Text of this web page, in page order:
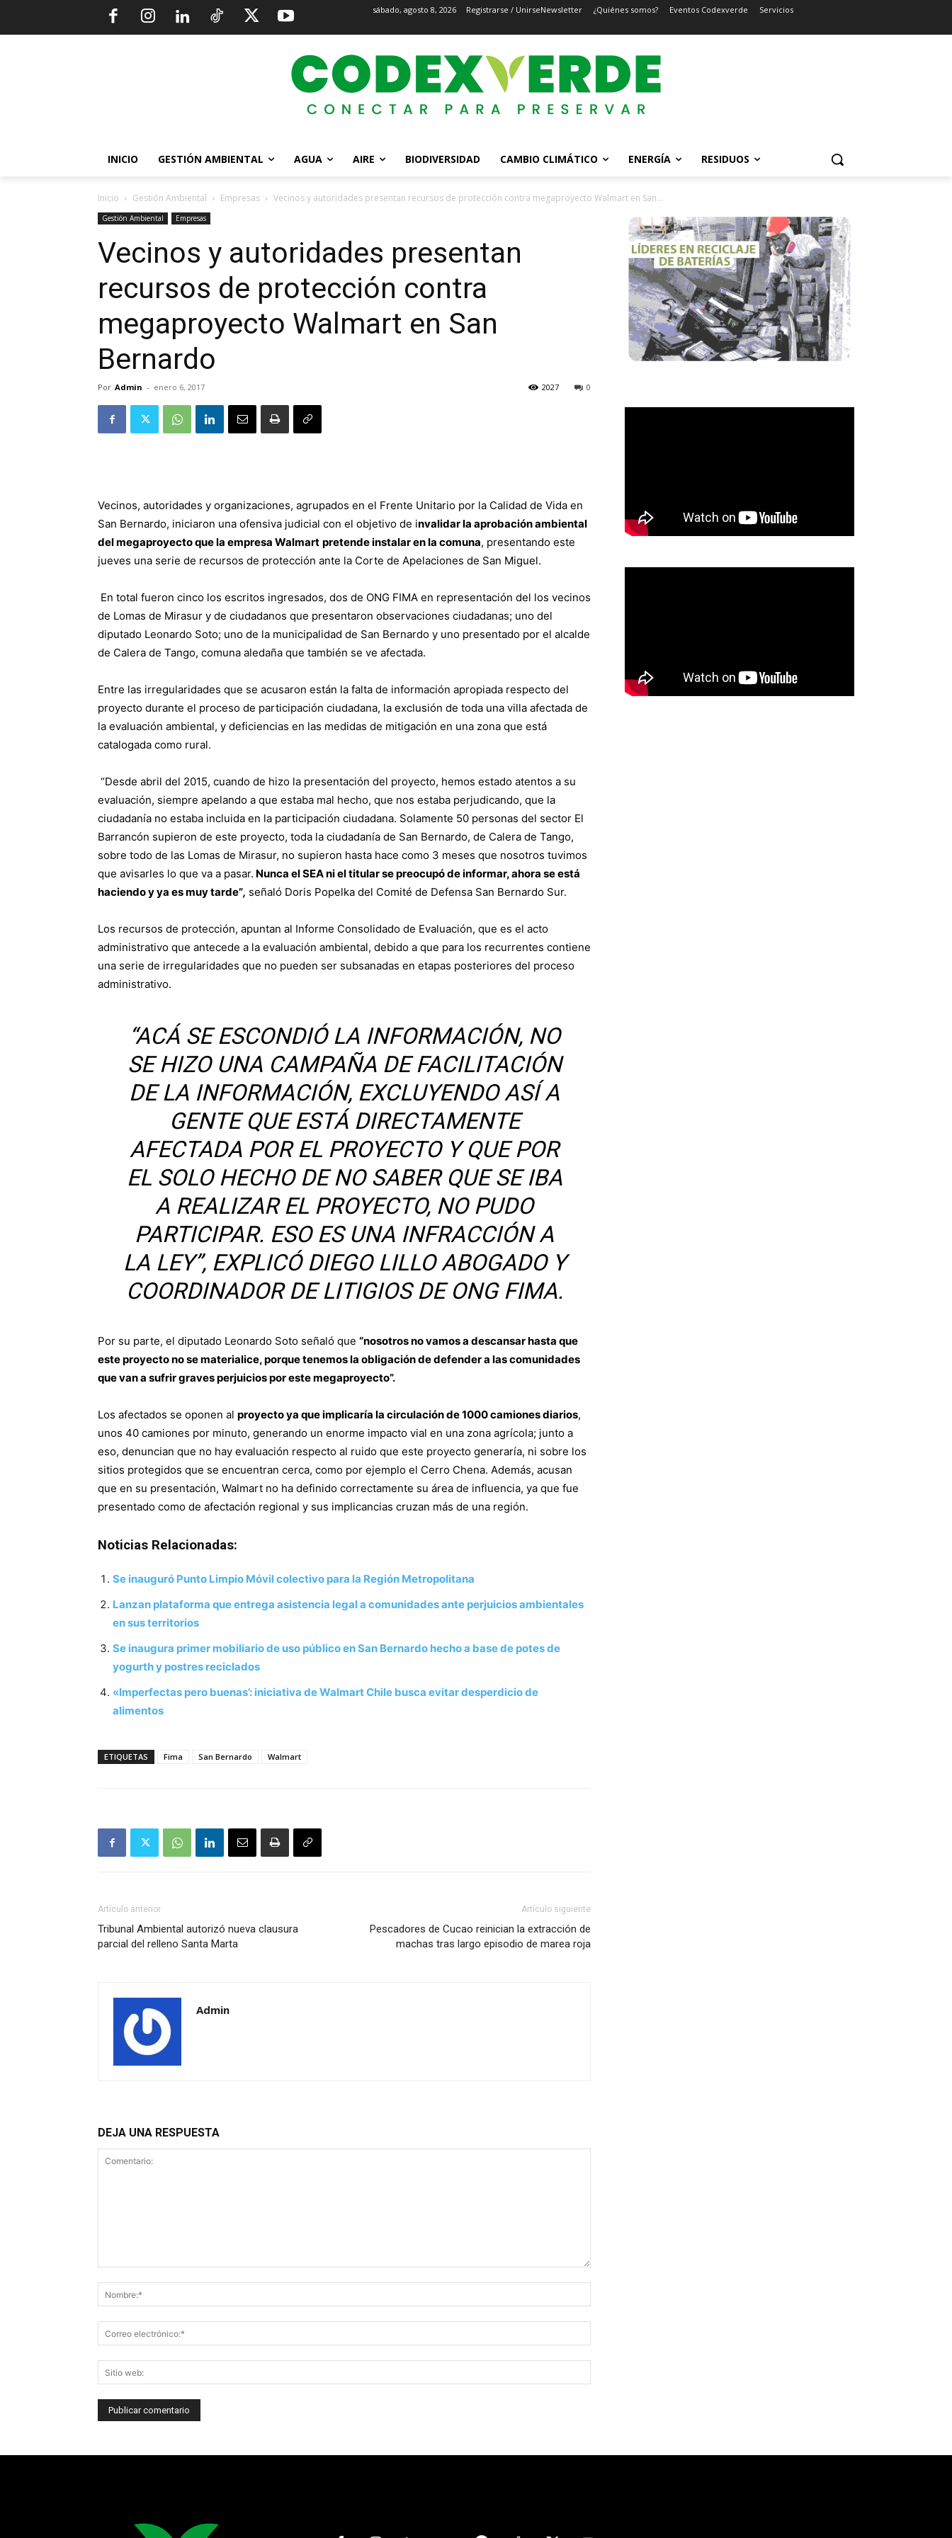
sábado, agosto 8, 2026 Registrarse / UnirseNewsletter ¿Quiénes somos? Eventos Codexverde Servicios
INICIO GESTIÓN AMBIENTAL AGUA AIRE BIODIVERSIDAD CAMBIO CLIMÁTICO ENERGÍA RESIDUOS
Inicio Gestión Ambiental Empresas Vecinos y autoridades presentan recursos de protección contra megaproyecto Walmart en San...
Gestión Ambiental Empresas
Vecinos y autoridades presentan
recursos de protección contra
megaproyecto Walmart en San
Bernardo
Por Admin - enero 6, 2017 0
2027
Vecinos, autoridades y organizaciones, agrupados en el Frente Unitario por la Calidad de Vida en
San Bernardo, iniciaron una ofensiva judicial con el objetivo de invalidar la aprobación ambiental
del megaproyecto que la empresa Walmart pretende instalar en la comuna, presentando este
jueves una serie de recursos de protección ante la Corte de Apelaciones de San Miguel.
En total fueron cinco los escritos ingresados, dos de ONG FIMA en representación del los vecinos
de Lomas de Mirasur y de ciudadanos que presentaron observaciones ciudadanas; uno del
diputado Leonardo Soto; uno de la municipalidad de San Bernardo y uno presentado por el alcalde
de Calera de Tango, comuna aledaña que también se ve afectada.
Entre las irregularidades que se acusaron están la falta de información apropiada respecto del
proyecto durante el proceso de participación ciudadana, la exclusión de toda una villa afectada de
la evaluación ambiental, y deficiencias en las medidas de mitigación en una zona que está
catalogada como rural.
“Desde abril del 2015, cuando de hizo la presentación del proyecto, hemos estado atentos a su
evaluación, siempre apelando a que estaba mal hecho, que nos estaba perjudicando, que la
ciudadanía no estaba incluida en la participación ciudadana. Solamente 50 personas del sector El
Barrancón supieron de este proyecto, toda la ciudadanía de San Bernardo, de Calera de Tango,
sobre todo de las Lomas de Mirasur, no supieron hasta hace como 3 meses que nosotros tuvimos
que avisarles lo que va a pasar. Nunca el SEA ni el titular se preocupó de informar, ahora se está
haciendo y ya es muy tarde”, señaló Doris Popelka del Comité de Defensa San Bernardo Sur.
Los recursos de protección, apuntan al Informe Consolidado de Evaluación, que es el acto
administrativo que antecede a la evaluación ambiental, debido a que para los recurrentes contiene
una serie de irregularidades que no pueden ser subsanadas en etapas posteriores del proceso
administrativo.
“ACÁ SE ESCONDIÓ LA INFORMACIÓN, NO
SE HIZO UNA CAMPAÑA DE FACILITACIÓN
DE LA INFORMACIÓN, EXCLUYENDO ASÍ A
GENTE QUE ESTÁ DIRECTAMENTE
AFECTADA POR EL PROYECTO Y QUE POR
EL SOLO HECHO DE NO SABER QUE SE IBA
A REALIZAR EL PROYECTO, NO PUDO
PARTICIPAR. ESO ES UNA INFRACCIÓN A
LA LEY”, EXPLICÓ DIEGO LILLO ABOGADO Y
COORDINADOR DE LITIGIOS DE ONG FIMA.
Por su parte, el diputado Leonardo Soto señaló que “nosotros no vamos a descansar hasta que
este proyecto no se materialice, porque tenemos la obligación de defender a las comunidades
que van a sufrir graves perjuicios por este megaproyecto”.
Los afectados se oponen al proyecto ya que implicaría la circulación de 1000 camiones diarios,
unos 40 camiones por minuto, generando un enorme impacto vial en una zona agrícola; junto a
eso, denuncian que no hay evaluación respecto al ruido que este proyecto generaría, ni sobre los
sitios protegidos que se encuentran cerca, como por ejemplo el Cerro Chena. Además, acusan
que en su presentación, Walmart no ha definido correctamente su área de influencia, ya que fue
presentado como de afectación regional y sus implicancias cruzan más de una región.
Noticias Relacionadas:
Se inauguró Punto Limpio Móvil colectivo para la Región Metropolitana
Lanzan plataforma que entrega asistencia legal a comunidades ante perjuicios ambientales
en sus territorios
Se inaugura primer mobiliario de uso público en San Bernardo hecho a base de potes de
yogurth y postres reciclados
«Imperfectas pero buenas’: iniciativa de Walmart Chile busca evitar desperdicio de
alimentos
ETIQUETAS Fima San Bernardo Walmart
Artículo anterior
Tribunal Ambiental autorizó nueva clausura
parcial del relleno Santa Marta
Artículo siguiente
Pescadores de Cucao reinician la extracción de
machas tras largo episodio de marea roja
Admin
DEJA UNA RESPUESTA